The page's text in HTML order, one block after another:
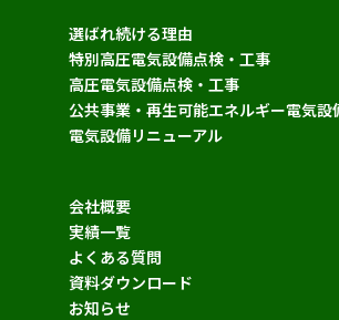
選ばれ続ける理由
特別高圧電気設備点検・工事
高圧電気設備点検・工事
公共事業・再生可能エネルギー電気設
電気設備リニューアル
会社概要
実績一覧
よくある質問
資料ダウンロード
お知らせ